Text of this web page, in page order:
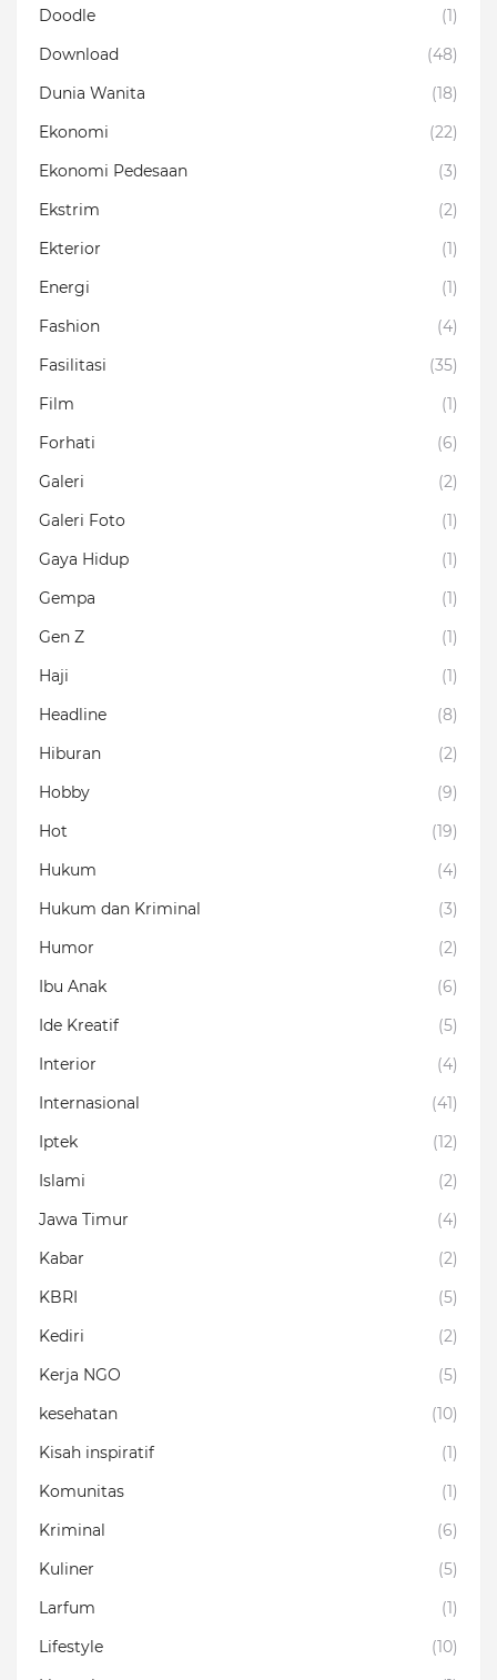
Doodle
(1)
Download
(48)
Dunia Wanita
(18)
Ekonomi
(22)
Ekonomi Pedesaan
(3)
Ekstrim
(2)
Ekterior
(1)
Energi
(1)
Fashion
(4)
Fasilitasi
(35)
Film
(1)
Forhati
(6)
Galeri
(2)
Galeri Foto
(1)
Gaya Hidup
(1)
Gempa
(1)
Gen Z
(1)
Haji
(1)
Headline
(8)
Hiburan
(2)
Hobby
(9)
Hot
(19)
Hukum
(4)
Hukum dan Kriminal
(3)
Humor
(2)
Ibu Anak
(6)
Ide Kreatif
(5)
Interior
(4)
Internasional
(41)
Iptek
(12)
Islami
(2)
Jawa Timur
(4)
Kabar
(2)
KBRI
(5)
Kediri
(2)
Kerja NGO
(5)
kesehatan
(10)
Kisah inspiratif
(1)
Komunitas
(1)
Kriminal
(6)
Kuliner
(5)
Larfum
(1)
Lifestyle
(10)